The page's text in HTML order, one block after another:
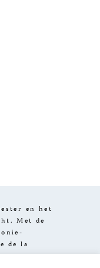
en het
Met de
de la
van